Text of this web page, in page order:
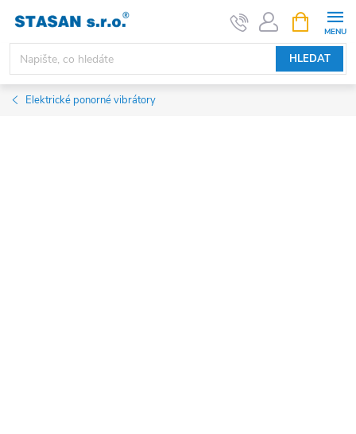
obsah
HLEDAT
NÁKUPNÍ
KOŠÍK
Elektrické ponorné vibrátory